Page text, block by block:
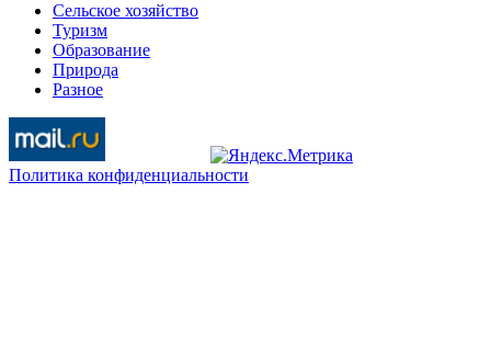
Сельское хозяйство
Туризм
Образование
Природа
Разное
Политика конфиденциальности